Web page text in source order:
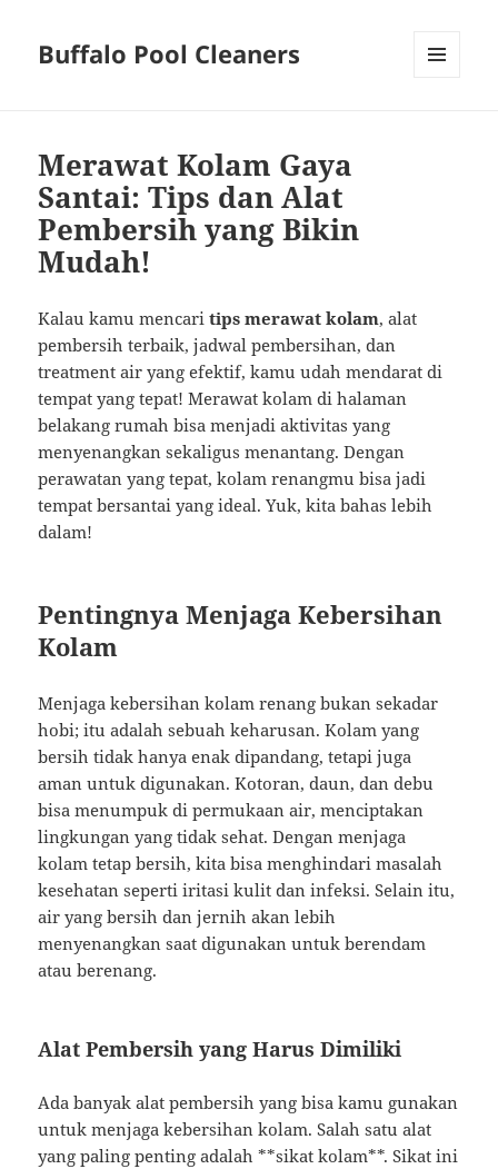
Buffalo Pool Cleaners
Merawat Kolam Gaya
Santai: Tips dan Alat
Pembersih yang Bikin
Mudah!
Kalau kamu mencaritips merawat kolam, alat
pembersih terbaik, jadwal pembersihan, dan
treatment air yang efektif, kamu udah mendarat di
tempat yang tepat! Merawat kolam di halaman
belakang rumah bisa menjadi aktivitas yang
menyenangkan sekaligus menantang. Dengan
perawatan yang tepat, kolam renangmu bisa jadi
tempat bersantai yang ideal. Yuk, kita bahas lebih
dalam!
Pentingnya Menjaga Kebersihan
Kolam
Menjaga kebersihan kolam renang bukan sekadar
hobi; itu adalah sebuah keharusan. Kolam yang
bersih tidak hanya enak dipandang, tetapi juga
aman untuk digunakan. Kotoran, daun, dan debu
bisa menumpuk di permukaan air, menciptakan
lingkungan yang tidak sehat. Dengan menjaga
kolam tetap bersih, kita bisa menghindari masalah
kesehatan seperti iritasi kulit dan infeksi. Selain itu,
air yang bersih dan jernih akan lebih
menyenangkan saat digunakan untuk berendam
atau berenang.
Alat Pembersih yang Harus Dimiliki
Ada banyak alat pembersih yang bisa kamu gunakan
untuk menjaga kebersihan kolam. Salah satu alat
yang paling penting adalah **sikat kolam**. Sikat ini